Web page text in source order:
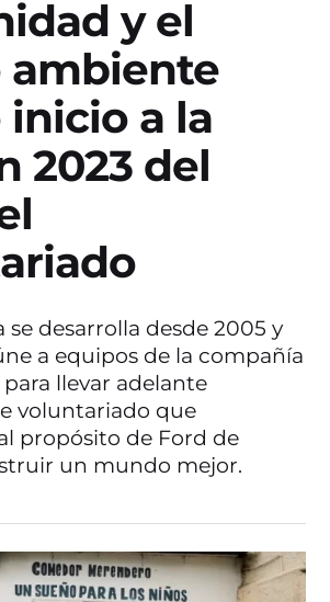
y el
ambiente
a la
2023 del
se desarrolla desde 2005 y
a equipos de la compañía
llevar adelante
voluntariado que
propósito de Ford de
un mundo mejor.